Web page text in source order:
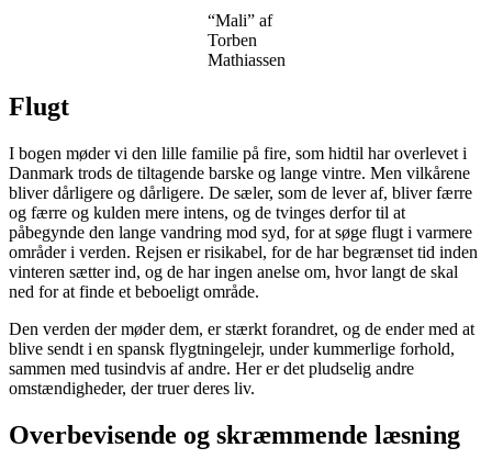
“Mali” af
Torben
Mathiassen
Flugt
I bogen møder vi den lille familie på fire, som hidtil har overlevet i
Danmark trods de tiltagende barske og lange vintre. Men vilkårene
bliver dårligere og dårligere. De sæler, som de lever af, bliver færre
og færre og kulden mere intens, og de tvinges derfor til at
påbegynde den lange vandring mod syd, for at søge flugt i varmere
områder i verden. Rejsen er risikabel, for de har begrænset tid inden
vinteren sætter ind, og de har ingen anelse om, hvor langt de skal
ned for at finde et beboeligt område.
Den verden der møder dem, er stærkt forandret, og de ender med at
blive sendt i en spansk flygtningelejr, under kummerlige forhold,
sammen med tusindvis af andre. Her er det pludselig andre
omstændigheder, der truer deres liv.
Overbevisende og skræmmende læsning